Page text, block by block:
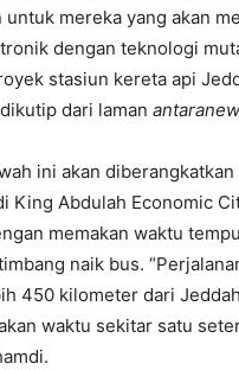
untuk mereka yang akan
dengan teknologi
stasiun kereta api
dari laman
ini akan
King Abdulah Economic
memakan waktu
naik bus.
450 kilometer dari
waktu sekitar satu